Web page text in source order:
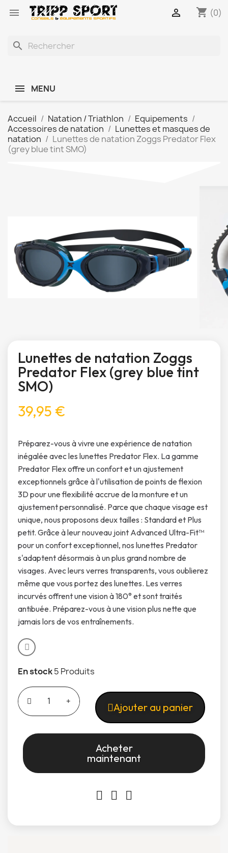
 shopping_cart (0)

search
MENU
Accueil Natation / Triathlon
Equipements
Accessoires de natation
Lunettes et masques de
natation
Lunettes de natation Zoggs Predator Flex
(grey blue tint SMO)
Lunettes de natation Zoggs
Predator Flex (grey blue tint
SMO)
39,95 €
Préparez-vous à vivre une expérience de natation
inégalée avec les lunettes Predator Flex. La gamme
Predator Flex offre un confort et un ajustement
exceptionnels grâce à l'utilisation de points de flexion
3D pour une flexibilité accrue de la monture et un
ajustement personnalisé. Parce que chaque visage est
unique, nous proposons deux tailles : Standard et Plus
petit. Grâce à leur nouveau joint Advanced Ultra-Fit™
pour un confort exceptionnel, nos lunettes Predator
s'adaptent désormais à un plus grand nombre de
visages. Avec leurs verres transparents, vous oublierez
même que vous portez des lunettes. Les verres
incurvés offrent une vision à 180° et sont traités
antibuée. Préparez-vous à une vision plus nette que
jamais lors de vos entraînements.
En stock5 Produits
Ajouter au panier
Acheter
maintenant